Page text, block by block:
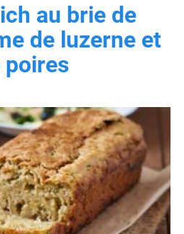
au brie de
de luzerne et
poires